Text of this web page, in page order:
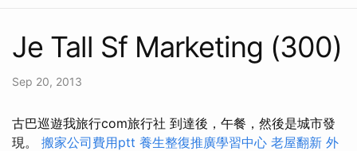
Je Tall Sf Marketing (300)
Sep 20, 2013
古巴巡遊我旅行com旅行社 到達後，午餐，然後是城市發
現。 搬家公司費用ptt 養生整復推廣學習中心 老屋翻新 外